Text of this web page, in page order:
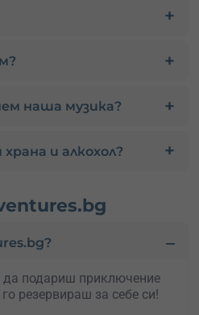
наша музика?
и алкохол?
подариш приключение
резервираш за себе си!